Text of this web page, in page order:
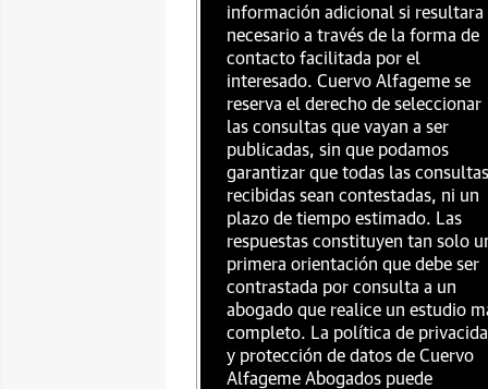
información adicional si resultara
necesario a través de la forma de
contacto facilitada por el
interesado. Cuervo Alfageme se
reserva el derecho de seleccionar
las consultas que vayan a ser
publicadas, sin que podamos
garantizar que todas las consultas
recibidas sean contestadas, ni un
plazo de tiempo estimado. Las
respuestas constituyen tan solo
primera orientación que debe ser
contrastada por consulta a un
abogado que realice un estudio
completo. La política de
y protección de datos de Cuervo
Alfageme Abogados puede